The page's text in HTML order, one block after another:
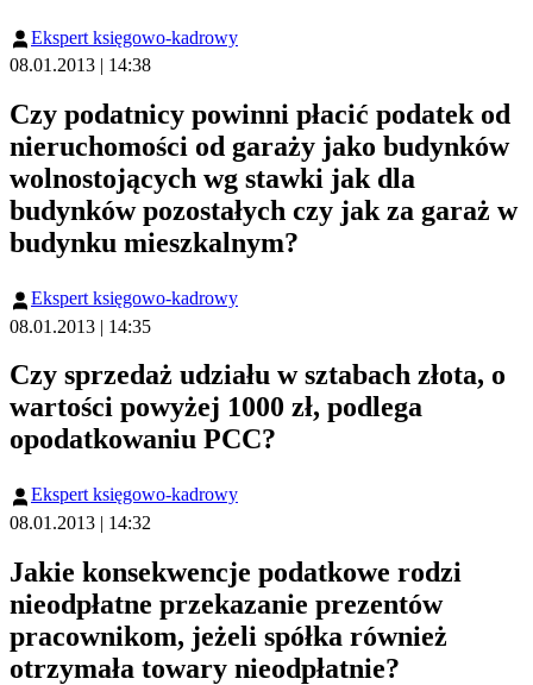
Ekspert księgowo-kadrowy
08.01.2013 | 14:38
Czy podatnicy powinni płacić podatek od
nieruchomości od garaży jako budynków
wolnostojących wg stawki jak dla
budynków pozostałych czy jak za garaż w
budynku mieszkalnym?
Ekspert księgowo-kadrowy
08.01.2013 | 14:35
Czy sprzedaż udziału w sztabach złota, o
wartości powyżej 1000 zł, podlega
opodatkowaniu PCC?
Ekspert księgowo-kadrowy
08.01.2013 | 14:32
Jakie konsekwencje podatkowe rodzi
nieodpłatne przekazanie prezentów
pracownikom, jeżeli spółka również
otrzymała towary nieodpłatnie?